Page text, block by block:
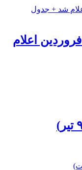
قیمت طلا ۱۸ عیار امروز ۲۶ فروردین اعلام